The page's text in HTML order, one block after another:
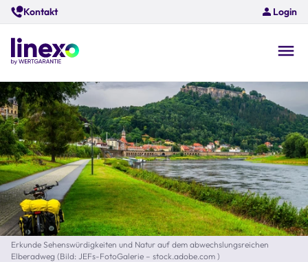
Skip
to
main
content
Kontakt Login
Erkunde Sehenswürdigkeiten und Natur auf dem abwechslungsreichen
Elberadweg (Bild: JEFs-FotoGalerie – stock.adobe.com )